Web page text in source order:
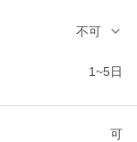
不可
1~5日
可